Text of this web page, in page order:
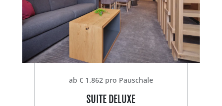
ab € 1.862 pro Pauschale
SUITE DELUXE